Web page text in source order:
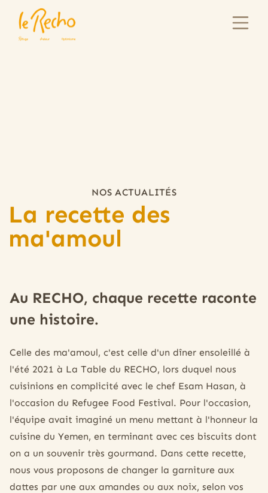
NOS ACTUALITÉS
La recette des
ma'amoul
Au RECHO, chaque recette raconte
une histoire.
Celle des ma'amoul, c'est celle d'un dîner ensoleillé à
l'été 2021 à La Table du RECHO, lors duquel nous
cuisinions en complicité avec le chef Esam Hasan, à
l'occasion du Refugee Food Festival. Pour l'occasion,
l'équipe avait imaginé un menu mettant à l'honneur la
cuisine du Yemen, en terminant avec ces biscuits dont
on a un souvenir très gourmand. Dans cette recette,
nous vous proposons de changer la garniture aux
dattes par une aux amandes ou aux noix, selon vos